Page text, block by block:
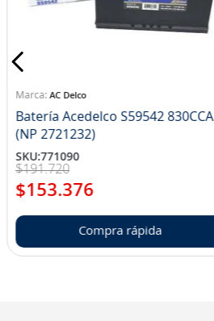
AC Delco
Batería Acedelco S59542 830CCA
(NP 2721232)
SKU:771090
$191.720
$153.376
Compra rápida